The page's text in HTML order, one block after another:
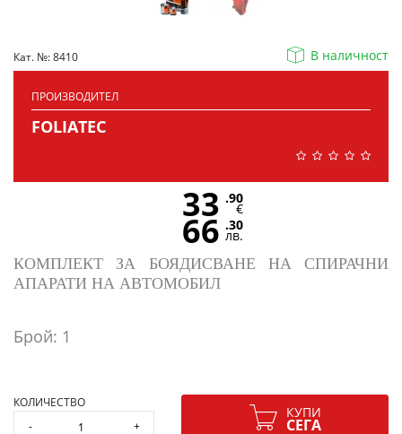
Кат. №: 8410 В наличност
ПРОИЗВОДИТЕЛ
FOLIATEC
КОМПЛЕКТ ЗА БОЯДИСВАНЕ НА СПИРАЧНИ
АПАРАТИ НА АВТОМОБИЛ
Брой: 1
33 .90
€
66 .30
лв.
КОЛИЧЕСТВО
-
+
КУПИ
СЕГА